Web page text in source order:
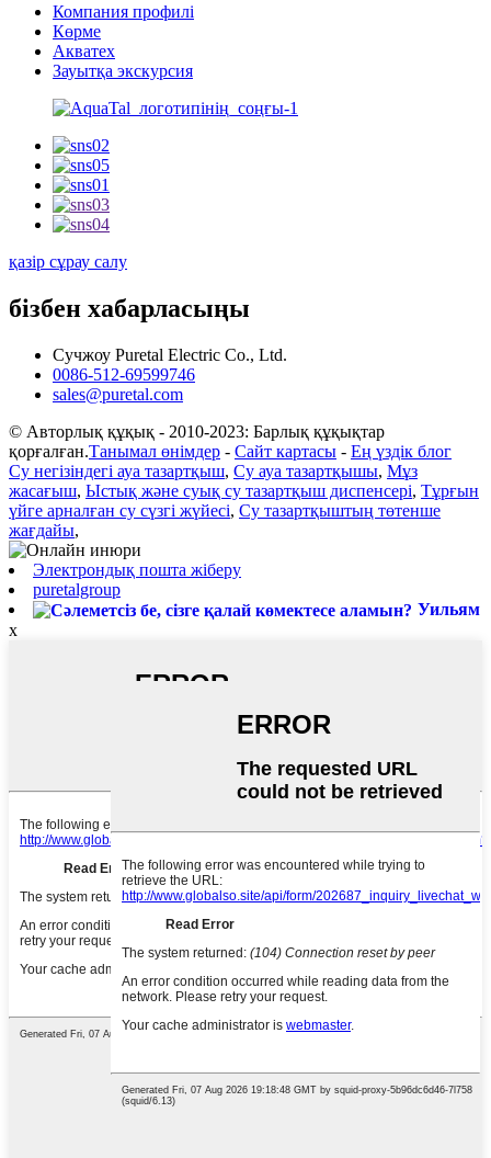
Компания профилі
Көрме
Акватех
Зауытқа экскурсия
қазір сұрау салу
бізбен хабарласыңы
Сучжоу Puretal Electric Co., Ltd.
0086-512-69599746
sales@puretal.com
© Авторлық құқық - 2010-2023: Барлық құқықтар
қорғалған.Танымал өнімдер - Сайт картасы - Ең үздік блог
Су негізіндегі ауа тазартқыш, Су ауа тазартқышы, Мұз
жасағыш, Ыстық және суық су тазартқыш диспенсері, Тұрғын
үйге арналған су сүзгі жүйесі, Су тазартқыштың төтенше
жағдайы,
Электрондық пошта жіберу
puretalgroup
Уильям
x